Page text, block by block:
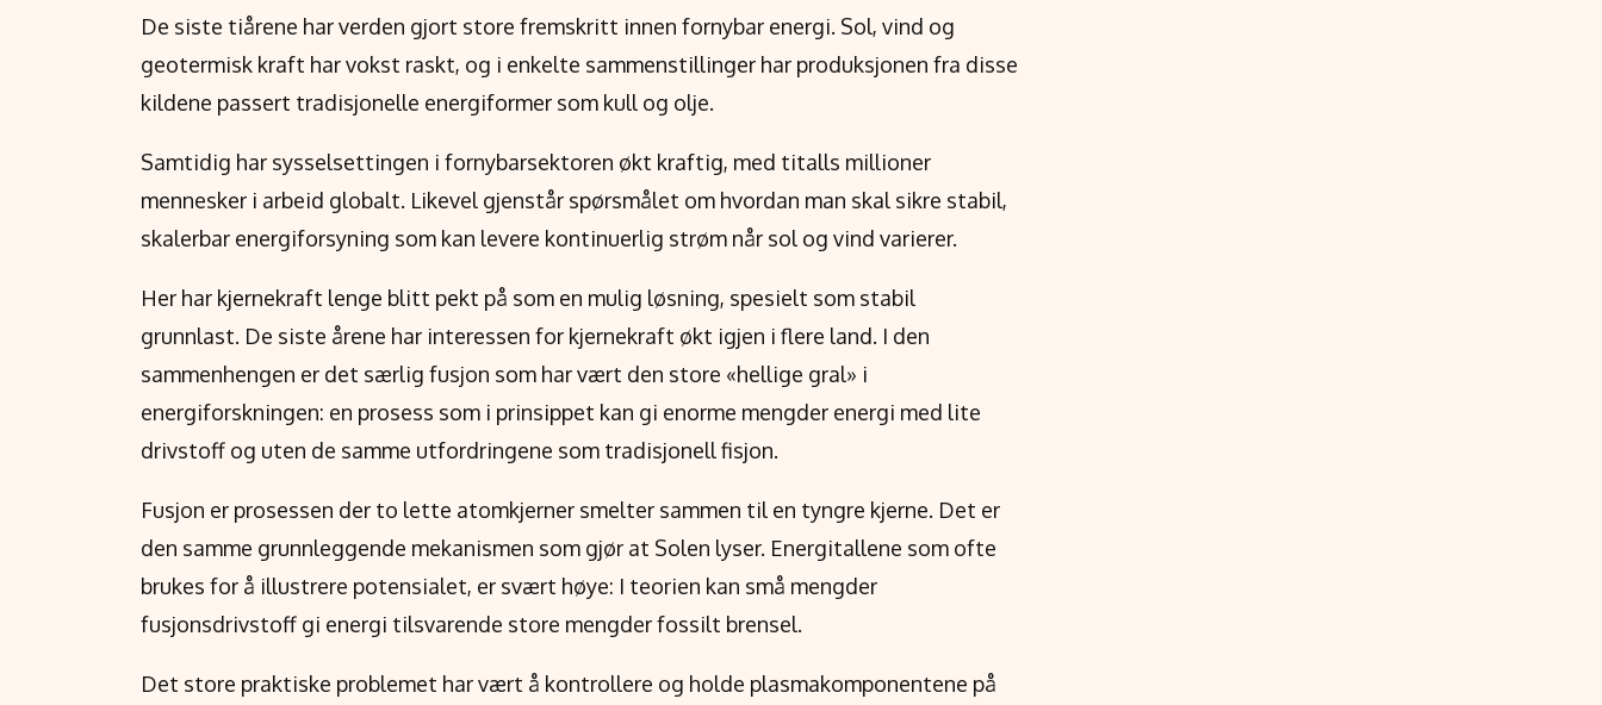
De siste tiårene har verden gjort store fremskritt innen fornybar energi. Sol, vind og
geotermisk kraft har vokst raskt, og i enkelte sammenstillinger har produksjonen fra disse
kildene passert tradisjonelle energiformer som kull og olje.
Samtidig har sysselsettingen i fornybarsektoren økt kraftig, med titalls millioner
mennesker i arbeid globalt. Likevel gjenstår spørsmålet om hvordan man skal sikre stabil,
skalerbar energiforsyning som kan levere kontinuerlig strøm når sol og vind varierer.
Her har kjernekraft lenge blitt pekt på som en mulig løsning, spesielt som stabil
grunnlast. De siste årene har interessen for kjernekraft økt igjen i flere land. I den
sammenhengen er det særlig fusjon som har vært den store «hellige gral» i
energiforskningen: en prosess som i prinsippet kan gi enorme mengder energi med lite
drivstoff og uten de samme utfordringene som tradisjonell fisjon.
Fusjon er prosessen der to lette atomkjerner smelter sammen til en tyngre kjerne. Det er
den samme grunnleggende mekanismen som gjør at Solen lyser. Energitallene som ofte
brukes for å illustrere potensialet, er svært høye: I teorien kan små mengder
fusjonsdrivstoff gi energi tilsvarende store mengder fossilt brensel.
Det store praktiske problemet har vært å kontrollere og holde plasmakomponentene på